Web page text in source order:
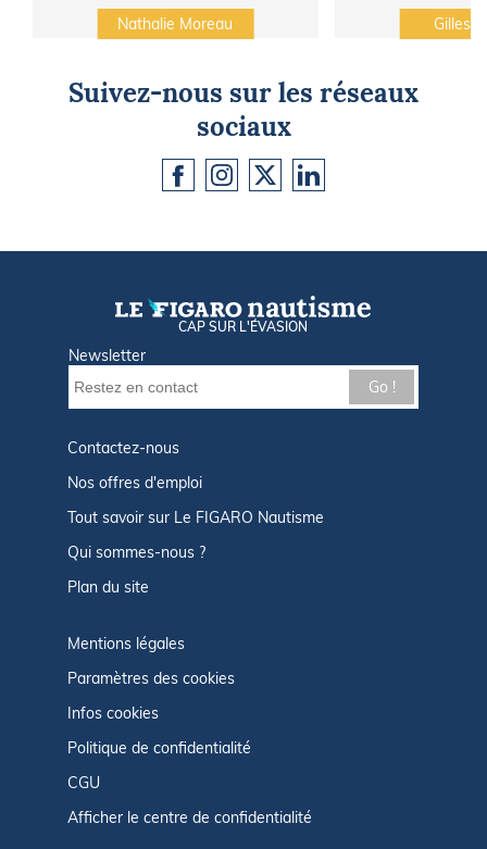
Nathalie Moreau Gilles
Suivez-nous sur les réseaux
sociaux
CAP SUR L'ÉVASION
Newsletter
Go !
Contactez-nous
Nos offres d'emploi
Tout savoir sur Le FIGARO Nautisme
Qui sommes-nous ?
Plan du site
Mentions légales
Paramètres des cookies
Infos cookies
Politique de confidentialité
CGU
Afficher le centre de confidentialité